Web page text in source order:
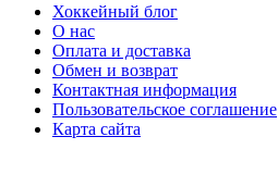
Хоккейный блог
О нас
Оплата и доставка
Обмен и возврат
Контактная информация
Пользовательское соглашение
Карта сайта